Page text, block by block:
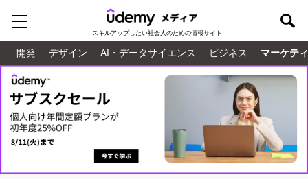
スキルアップしたい社会人のための情報サイト
開発 デザイン AI・データサイエンス ビジネス マーケテ